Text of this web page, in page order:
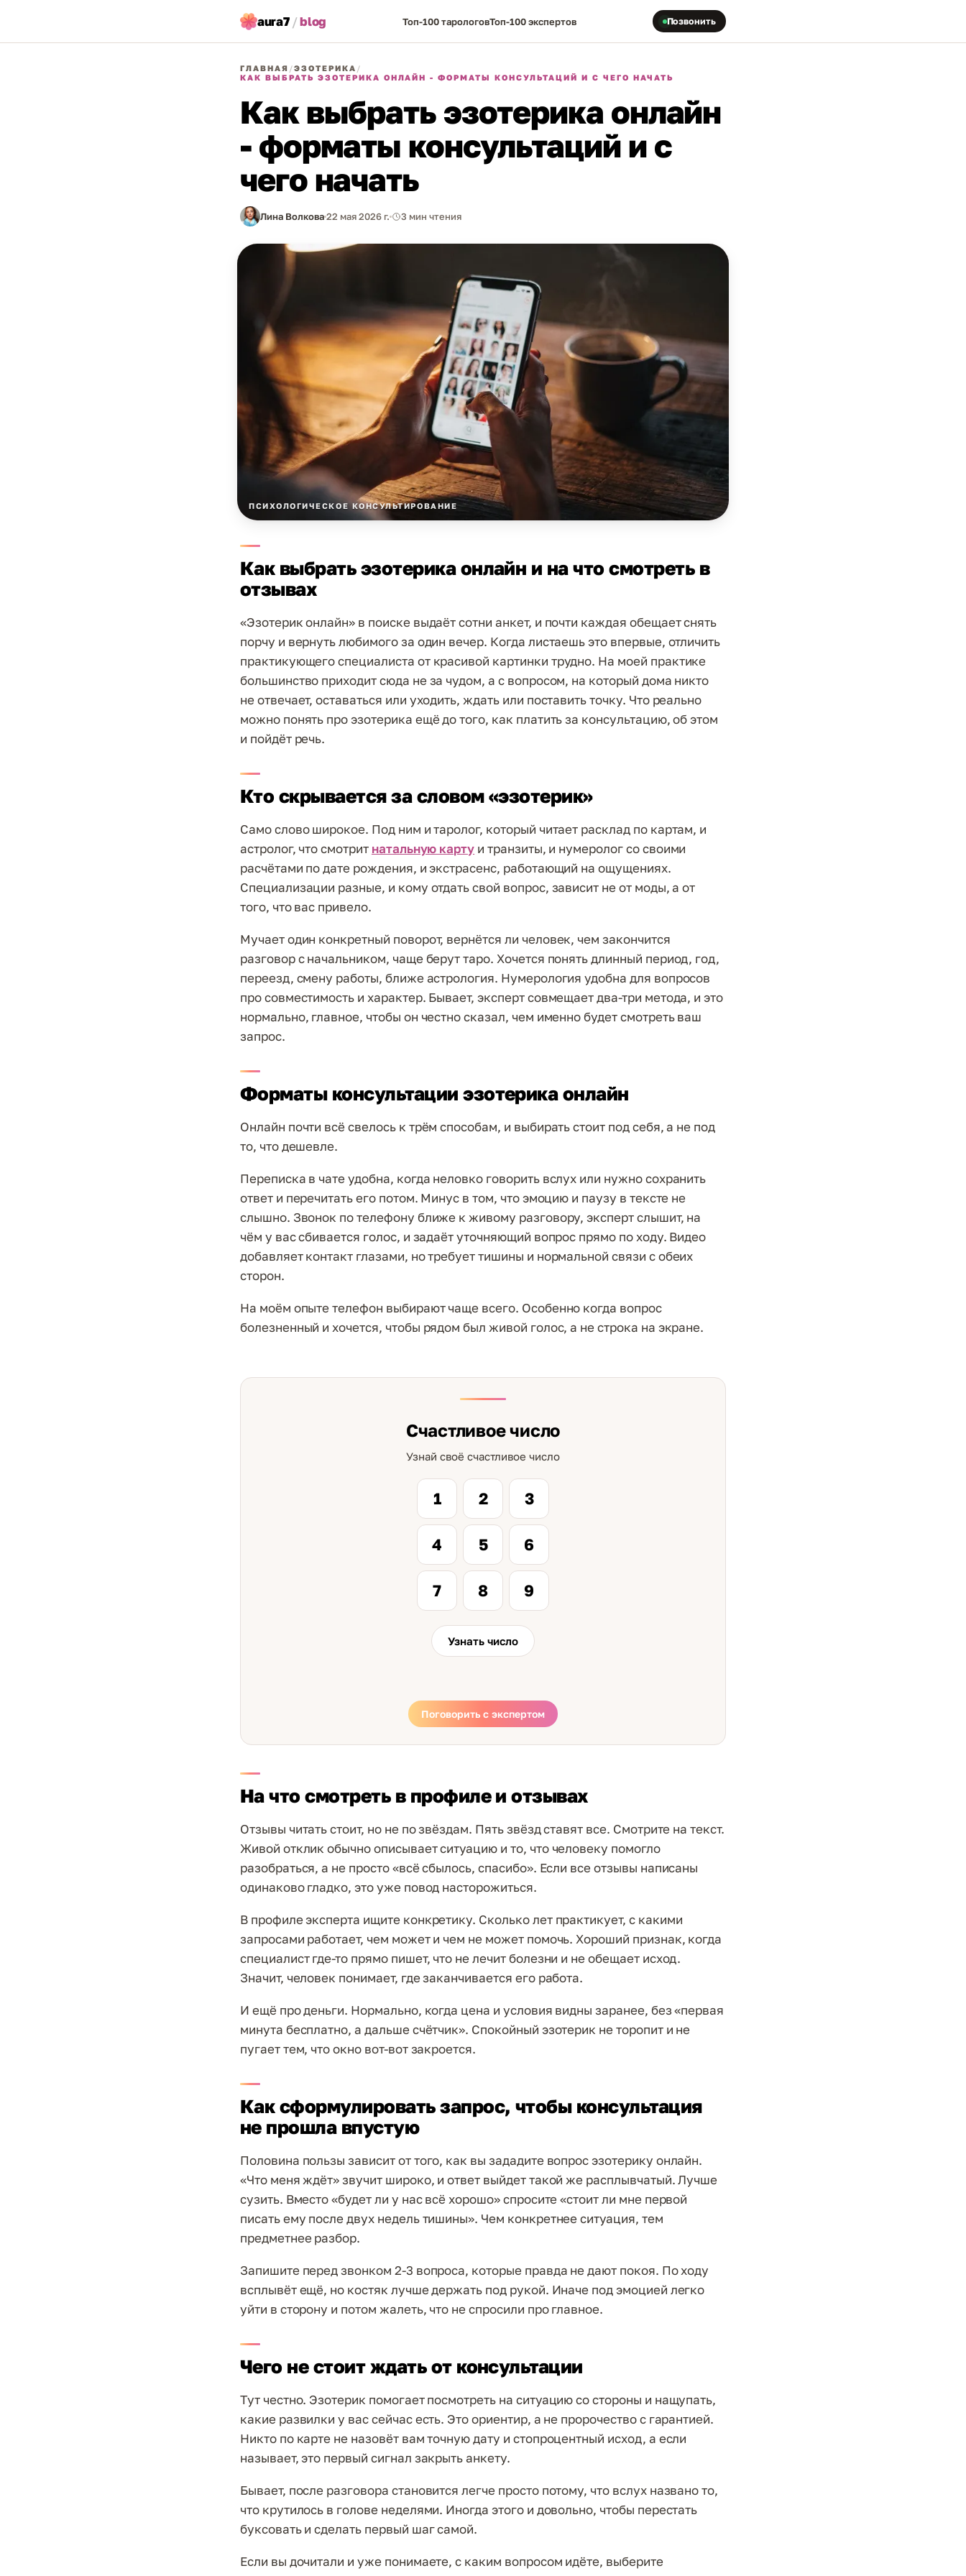
aura7 /blog Топ-100 тарологовТоп-100 экспертов Позвонить
ГЛАВНАЯ /ЭЗОТЕРИКА /
КАК ВЫБРАТЬ ЭЗОТЕРИКА ОНЛАЙН - ФОРМАТЫ КОНСУЛЬТАЦИЙ И С ЧЕГО НАЧАТЬ
Как выбрать эзотерика онлайн
- форматы консультаций и с
чего начать
Лина Волкова22 мая 2026 г. 3 мин чтения
ПСИХОЛОГИЧЕСКОЕ КОНСУЛЬТИРОВАНИЕ
Как выбрать эзотерика онлайн и на что смотреть в
отзывах
«Эзотерик онлайн» в поиске выдаёт сотни анкет, и почти каждая обещает снять
порчу и вернуть любимого за один вечер. Когда листаешь это впервые, отличить
практикующего специалиста от красивой картинки трудно. На моей практике
большинство приходит сюда не за чудом, а с вопросом, на который дома никто
не отвечает, оставаться или уходить, ждать или поставить точку. Что реально
можно понять про эзотерика ещё до того, как платить за консультацию, об этом
и пойдёт речь.
Кто скрывается за словом «эзотерик»
Само слово широкое. Под ним и таролог, который читает расклад по картам, и
астролог, что смотрит натальную карту и транзиты, и нумеролог со своими
расчётами по дате рождения, и экстрасенс, работающий на ощущениях.
Специализации разные, и кому отдать свой вопрос, зависит не от моды, а от
того, что вас привело.
Мучает один конкретный поворот, вернётся ли человек, чем закончится
разговор с начальником, чаще берут таро. Хочется понять длинный период, год,
переезд, смену работы, ближе астрология. Нумерология удобна для вопросов
про совместимость и характер. Бывает, эксперт совмещает два-три метода, и это
нормально, главное, чтобы он честно сказал, чем именно будет смотреть ваш
запрос.
Форматы консультации эзотерика онлайн
Онлайн почти всё свелось к трём способам, и выбирать стоит под себя, а не под
то, что дешевле.
Переписка в чате удобна, когда неловко говорить вслух или нужно сохранить
ответ и перечитать его потом. Минус в том, что эмоцию и паузу в тексте не
слышно. Звонок по телефону ближе к живому разговору, эксперт слышит, на
чём у вас сбивается голос, и задаёт уточняющий вопрос прямо по ходу. Видео
добавляет контакт глазами, но требует тишины и нормальной связи с обеих
сторон.
На моём опыте телефон выбирают чаще всего. Особенно когда вопрос
болезненный и хочется, чтобы рядом был живой голос, а не строка на экране.
Счастливое число
Узнай своё счастливое число
1 2 3
4 5 6
7 8 9
Узнать число
Поговорить с экспертом
На что смотреть в профиле и отзывах
Отзывы читать стоит, но не по звёздам. Пять звёзд ставят все. Смотрите на текст.
Живой отклик обычно описывает ситуацию и то, что человеку помогло
разобраться, а не просто «всё сбылось, спасибо». Если все отзывы написаны
одинаково гладко, это уже повод насторожиться.
В профиле эксперта ищите конкретику. Сколько лет практикует, с какими
запросами работает, чем может и чем не может помочь. Хороший признак, когда
специалист где-то прямо пишет, что не лечит болезни и не обещает исход.
Значит, человек понимает, где заканчивается его работа.
И ещё про деньги. Нормально, когда цена и условия видны заранее, без «первая
минута бесплатно, а дальше счётчик». Спокойный эзотерик не торопит и не
пугает тем, что окно вот-вот закроется.
Как сформулировать запрос, чтобы консультация
не прошла впустую
Половина пользы зависит от того, как вы зададите вопрос эзотерику онлайн.
«Что меня ждёт» звучит широко, и ответ выйдет такой же расплывчатый. Лучше
сузить. Вместо «будет ли у нас всё хорошо» спросите «стоит ли мне первой
писать ему после двух недель тишины». Чем конкретнее ситуация, тем
предметнее разбор.
Запишите перед звонком 2-3 вопроса, которые правда не дают покоя. По ходу
всплывёт ещё, но костяк лучше держать под рукой. Иначе под эмоцией легко
уйти в сторону и потом жалеть, что не спросили про главное.
Чего не стоит ждать от консультации
Тут честно. Эзотерик помогает посмотреть на ситуацию со стороны и нащупать,
какие развилки у вас сейчас есть. Это ориентир, а не пророчество с гарантией.
Никто по карте не назовёт вам точную дату и стопроцентный исход, а если
называет, это первый сигнал закрыть анкету.
Бывает, после разговора становится легче просто потому, что вслух названо то,
что крутилось в голове неделями. Иногда этого и довольно, чтобы перестать
буксовать и сделать первый шаг самой.
Если вы дочитали и уже понимаете, с каким вопросом идёте, выберите